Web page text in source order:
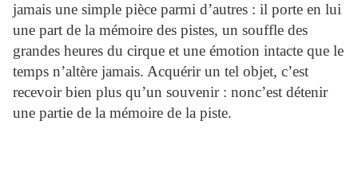
jamais une simple pièce parmi d’autres : il porte en lui
une part de la mémoire des pistes, un souffle des
grandes heures du cirque et une émotion intacte que le
temps n’altère jamais. Acquérir un tel objet, c’est
recevoir bien plus qu’un souvenir : nonc’est détenir
une partie de la mémoire de la piste.